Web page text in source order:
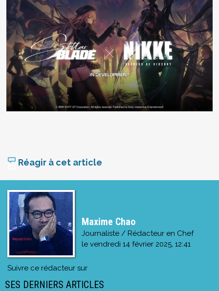
Réagir à cet article
Maxime Chao
Journaliste / Rédacteur en Chef
le vendredi 14 février 2025, 12:41
Suivre ce rédacteur sur
SES DERNIERS ARTICLES